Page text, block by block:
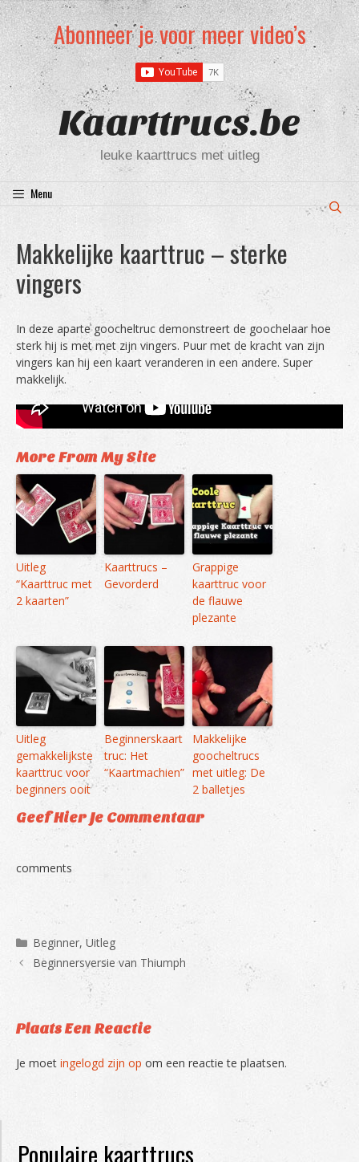
Ga
naar
de
inhoud
Abonneer je voor meer video’s
Kaarttrucs.be
leuke kaarttrucs met uitleg
Menu
Makkelijke kaarttruc – sterke
vingers
In deze aparte goocheltruc demonstreert de goochelaar hoe
sterk hij is met met zijn vingers. Puur met de kracht van zijn
vingers kan hij een kaart veranderen in een andere. Super
makkelijk.
More From My Site
Uitleg
“Kaarttruc met
2 kaarten”
Kaarttrucs –
Gevorderd
Grappige
kaarttruc voor
de flauwe
plezante
Uitleg
gemakkelijkste
kaarttruc voor
beginners ooit
Beginnerskaart
truc: Het
“Kaartmachien”
Makkelijke
goocheltrucs
met uitleg: De
2 balletjes
Geef Hier Je Commentaar
comments
Categorieën
Beginner,Uitleg
Beginnersversie van Thiumph
Plaats Een Reactie
Je moet ingelogd zijn op om een reactie te plaatsen.
Populaire kaarttrucs